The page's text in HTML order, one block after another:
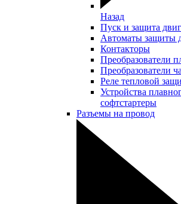
Назад
Пуск и защита
Автоматы защиты
Контакторы
Преобразователи
Преобразователи
Реле тепловой
Устройства
софтстартеры
Разъемы на провод